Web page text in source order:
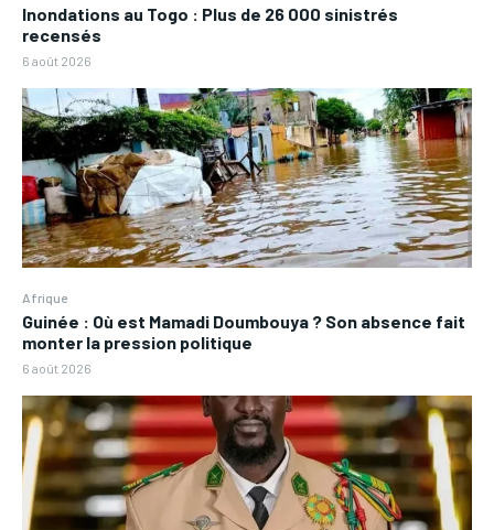
Inondations au Togo : Plus de 26 000 sinistrés
recensés
6 août 2026
Afrique
Guinée : Où est Mamadi Doumbouya ? Son absence fait
monter la pression politique
6 août 2026